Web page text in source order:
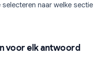
naar welke sectie
voor elk antwoord